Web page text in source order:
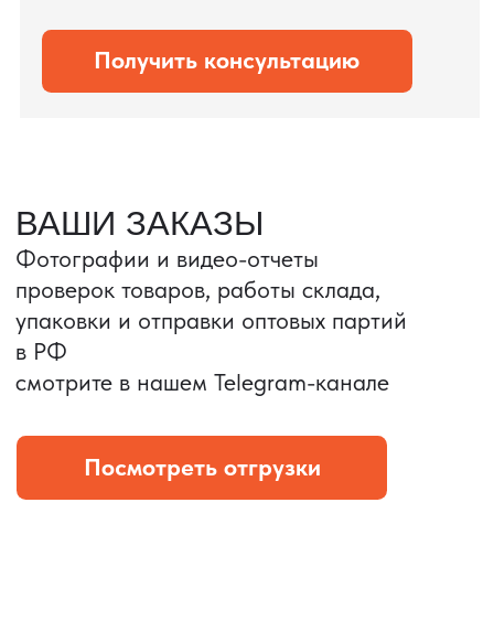
Портативные колонки
Условия: Тираж 3100 шт.
Колонка с шнуром
зарядным, без коробки
и ложемента (эвы).
Магнитная зарядка 3в1.
15w.
Комплект: устройство +
провод Type C.
КОНТРОЛЬ КАЧЕСТВА
Проверка по ТЗ включает:
— измерения размеров